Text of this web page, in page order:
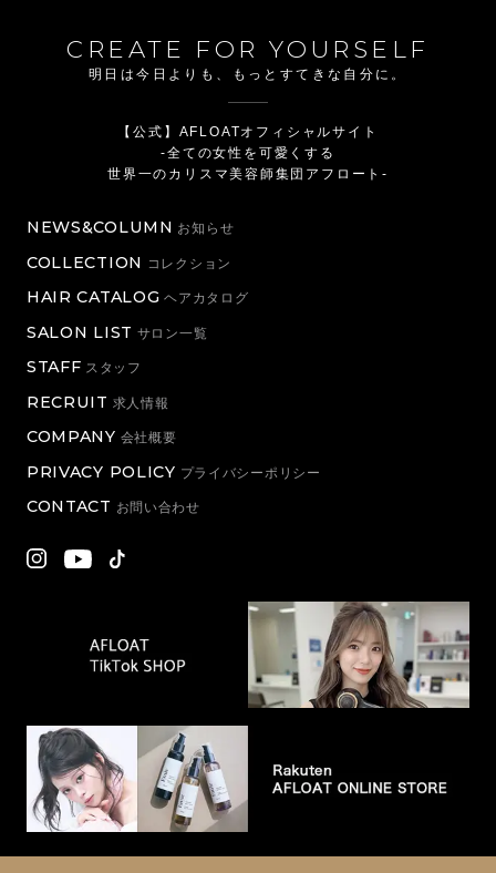
CREATE FOR YOURSELF
明日は今日よりも、もっとすてきな自分に。
【公式】AFLOATオフィシャルサイト
-全ての女性を可愛くする
世界一のカリスマ美容師集団アフロート-
NEWS&COLUMN お知らせ
COLLECTION コレクション
HAIR CATALOG ヘアカタログ
SALON LIST サロン一覧
STAFF スタッフ
RECRUIT 求人情報
COMPANY 会社概要
PRIVACY POLICY プライバシーポリシー
CONTACT お問い合わせ